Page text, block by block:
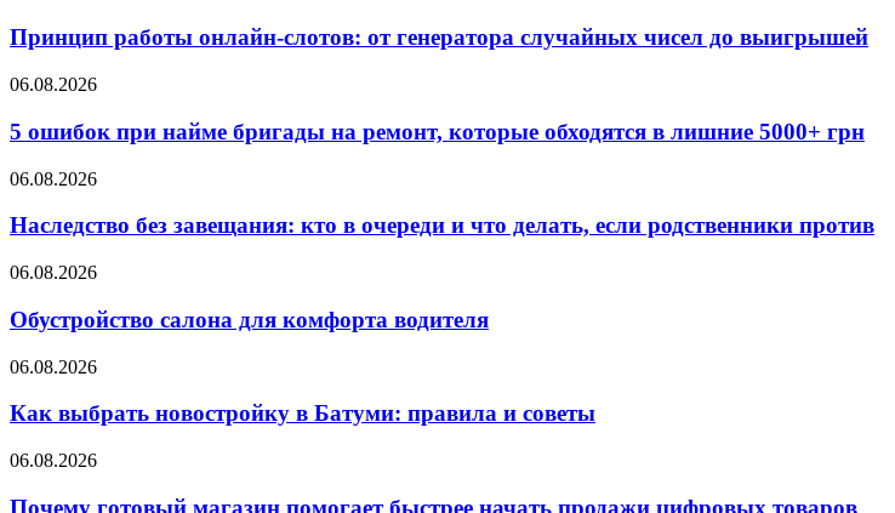
Принцип работы онлайн-слотов: от генератора случайных чисел до выигрышей
06.08.2026
5 ошибок при найме бригады на ремонт, которые обходятся в лишние 5000+ грн
06.08.2026
Наследство без завещания: кто в очереди и что делать, если родственники против
06.08.2026
Обустройство салона для комфорта водителя
06.08.2026
Как выбрать новостройку в Батуми: правила и советы
06.08.2026
Почему готовый магазин помогает быстрее начать продажи цифровых товаров